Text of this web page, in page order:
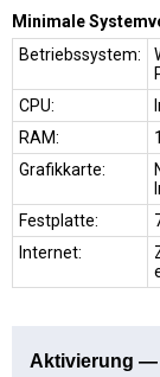
Minimale
Betriebssystem:
CPU:
RAM:
Grafikkarte:
Festplatte:
Internet:
Aktivierung —